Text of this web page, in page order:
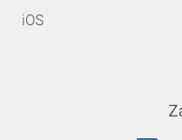
iOS